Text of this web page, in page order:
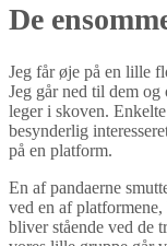
De
Jeg får øje på en lille
Jeg går ned til dem og
leger i skoven.
besynderlig
på en platform.
En af pandaerne
ved en af
bliver stående ved de